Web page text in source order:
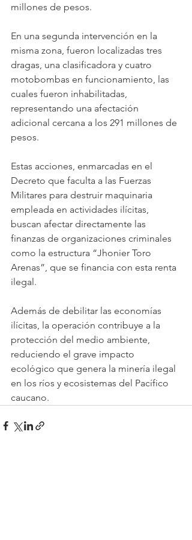
millones de pesos.
En una segunda intervención en la
misma zona, fueron localizadas tres
dragas, una clasificadora y cuatro
motobombas en funcionamiento, las
cuales fueron inhabilitadas,
representando una afectación
adicional cercana a los 291 millones de
pesos.
Estas acciones, enmarcadas en el
Decreto que faculta a las Fuerzas
Militares para destruir maquinaria
empleada en actividades ilícitas,
buscan afectar directamente las
finanzas de organizaciones criminales
como la estructura “Jhonier Toro
Arenas”, que se financia con esta renta
ilegal.
Además de debilitar las economías
ilícitas, la operación contribuye a la
protección del medio ambiente,
reduciendo el grave impacto
ecológico que genera la minería ilegal
en los ríos y ecosistemas del Pacífico
caucano.